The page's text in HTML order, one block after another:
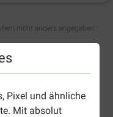
Pixel und ähnliche
Mit absolut
nicht anders angegeben
Management
Katzen, das